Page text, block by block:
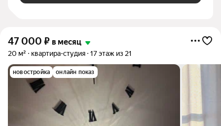
47 000 ₽ в месяц
20 м² квартира-студия 17 этаж из 21
новостройка онлайн показ